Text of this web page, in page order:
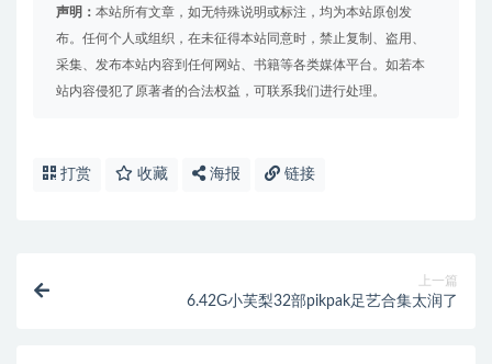
声明： 本站所有文章，如无特殊说明或标注，均为本站原创发
布。任何个人或组织，在未征得本站同意时，禁止复制、盗用、
采集、发布本站内容到任何网站、书籍等各类媒体平台。如若本
站内容侵犯了原著者的合法权益，可联系我们进行处理。
打赏 收藏 海报 链接
上一篇
6.42G小芙梨32部pikpak足艺合集太润了